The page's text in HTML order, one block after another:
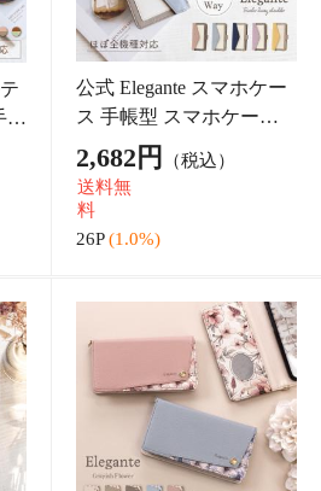
ッグ
ハー
い マ
韓
ブル
ィン
込）
マザーズバッグ
刺繍 リボン ハー
ト 月 かわいい マ
チあり 綿100% 韓
国 韓国製 イブル
ヌビ キルティン
8,082円（税込）
80P (1.0%)
トラ
丸紐
落下
止 レ
ンズ
スマホ ストラッ
ストラップ 可愛
ーン ショートス
トラップ 落下防
止 紛
ジ
次第終了！┓